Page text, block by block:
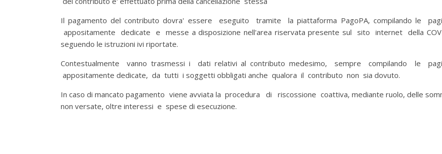
Il pagamento del contributo dovra' essere eseguito tramite la piattaforma PagoPA, compilando le
appositamente dedicate e messe a disposizione nell'area riservata presente sul sito internet della
seguendo le istruzioni ivi riportate.
Contestualmente vanno trasmessi i dati relativi al contributo medesimo, sempre compilando le
appositamente dedicate, da tutti i soggetti obbligati anche qualora il contributo non sia dovuto.
In caso di mancato pagamento viene avviata la procedura di riscossione coattiva, mediante ruolo, delle
non versate, oltre interessi e spese di esecuzione.